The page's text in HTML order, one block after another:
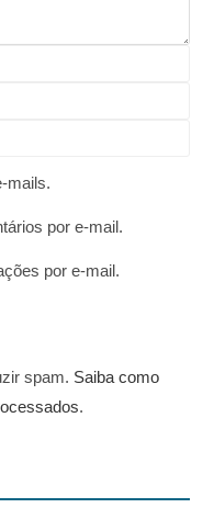
mails.
por e-mail.
por e-mail.
spam. Saiba como
.